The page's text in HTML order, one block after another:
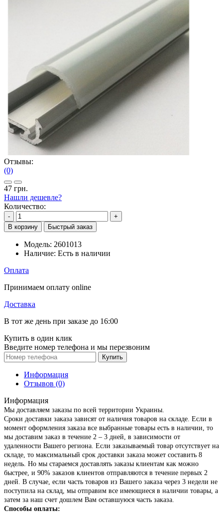
Отзывы:
(0)
47 грн.
Нашли дешевле?
Количество:
-
+
В корзину
Быстрый заказ
Модель: 2601013
Наличие: Есть в наличии
Оплата
Принимаем оплату online
Доставка
В тот же день при заказе до 16:00
Купить в один клик
Введите номер телефона и мы перезвоним
Купить
Информация
Отзывов (0)
Информация
Мы доставляем заказы по всей территории Украины.
Сроки доставки заказа зависят от наличия товаров на складе. Если в
момент оформления заказа все выбранные товары есть в наличии, то
мы доставим заказ в течение 2 – 3 дней, в зависимости от
удаленности Вашего региона. Если заказываемый товар отсутствует на
складе, то максимальный срок доставки заказа может составить 8
недель. Но мы стараемся доставлять заказы клиентам как можно
быстрее, и 90% заказов клиентов отправляются в течение первых 2
дней. В случае, если часть товаров из Вашего заказа через 3 недели не
поступила на склад, мы отправим все имеющиеся в наличии товары, а
затем за наш счет дошлем Вам оставшуюся часть заказа.
Способы оплаты: